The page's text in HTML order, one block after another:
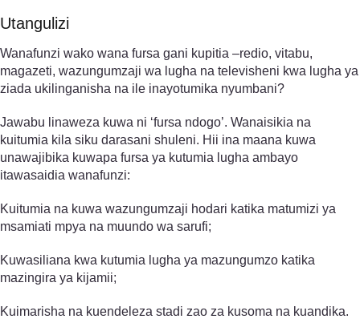
Utangulizi
Wanafunzi wako wana fursa gani kupitia –redio, vitabu,
magazeti, wazungumzaji wa lugha na televisheni kwa lugha ya
ziada ukilinganisha na ile inayotumika nyumbani?
Jawabu linaweza kuwa ni ‘fursa ndogo’. Wanaisikia na
kuitumia kila siku darasani shuleni. Hii ina maana kuwa
unawajibika kuwapa fursa ya kutumia lugha ambayo
itawasaidia wanafunzi:
Kuitumia na kuwa wazungumzaji hodari katika matumizi ya
msamiati mpya na muundo wa sarufi;
Kuwasiliana kwa kutumia lugha ya mazungumzo katika
mazingira ya kijamii;
Kuimarisha na kuendeleza stadi zao za kusoma na kuandika.